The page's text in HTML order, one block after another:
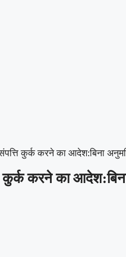
कुर्क करने का आदेश:बिना अनुमति
करने का आदेश:बिना